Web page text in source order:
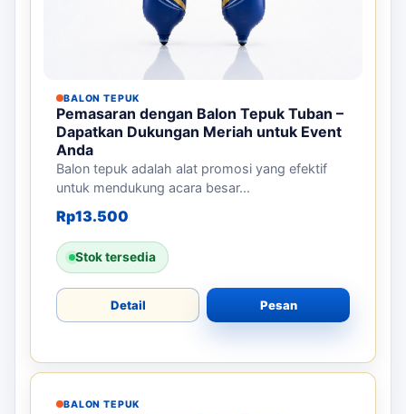
BALON TEPUK
Pemasaran dengan Balon Tepuk Tuban –
Dapatkan Dukungan Meriah untuk Event
Anda
Balon tepuk adalah alat promosi yang efektif
untuk mendukung acara besar...
Rp13.500
Stok tersedia
Detail Pesan